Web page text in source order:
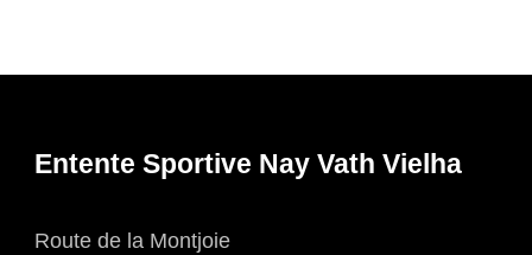
Entente Sportive Nay Vath Vielha
Route de la Montjoie